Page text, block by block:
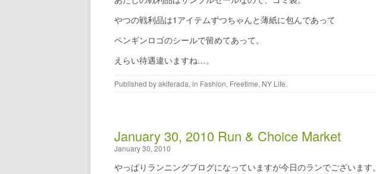
やつの戦利品は1アイテムずつちゃんと薄紙に包んであって
ペンギンロゴのシールで留めてあって。
えらい待遇違いますね…。
Published byakiterada, in Fashion, Freetime, NY Life.
January 30, 2010 Run & Choice Market
January 30, 2010
やっぱりランニングブログになっていますが今日のランでございます。